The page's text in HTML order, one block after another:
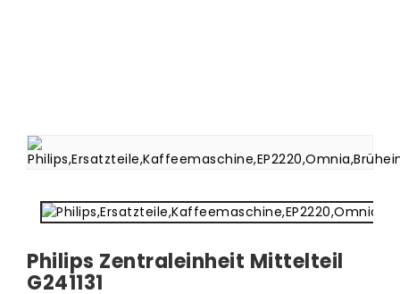
Philips Zentraleinheit Mittelteil
G241131